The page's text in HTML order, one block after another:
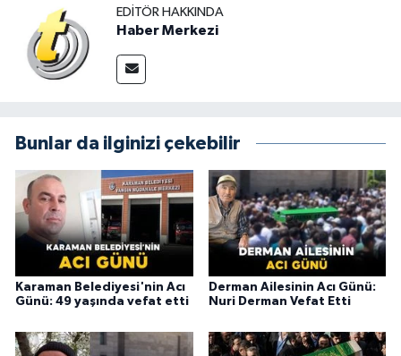
EDITÖR HAKKINDA
Haber Merkezi
Bunlar da ilginizi çekebilir
Karaman Belediyesi'nin Acı
Günü: 49 yaşında vefat etti
Derman Ailesinin Acı Günü:
Nuri Derman Vefat Etti